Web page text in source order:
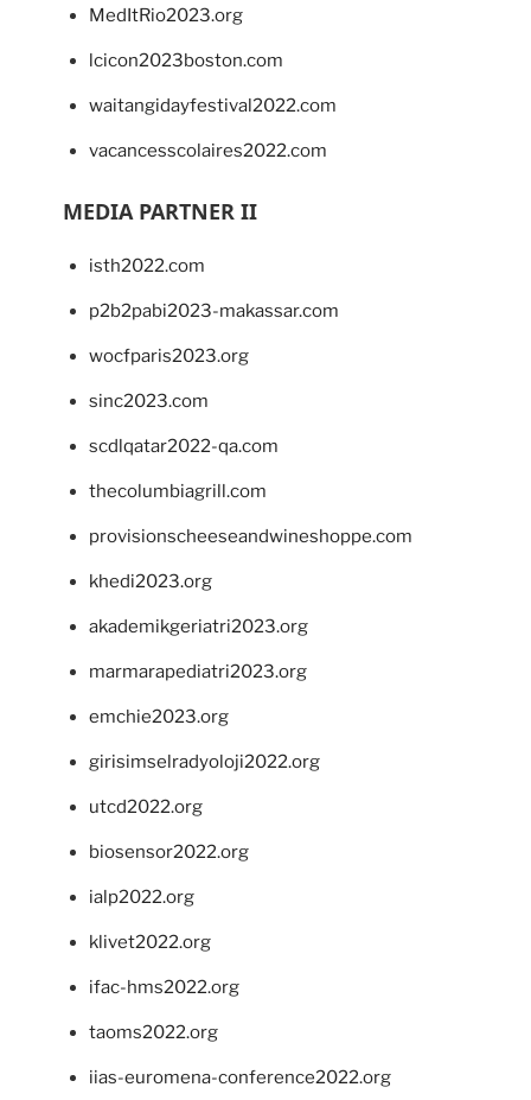
MedItRio2023.org
lcicon2023boston.com
waitangidayfestival2022.com
vacancesscolaires2022.com
MEDIA PARTNER II
isth2022.com
p2b2pabi2023-makassar.com
wocfparis2023.org
sinc2023.com
scdlqatar2022-qa.com
thecolumbiagrill.com
provisionscheeseandwineshoppe.com
khedi2023.org
akademikgeriatri2023.org
marmarapediatri2023.org
emchie2023.org
girisimselradyoloji2022.org
utcd2022.org
biosensor2022.org
ialp2022.org
klivet2022.org
ifac-hms2022.org
taoms2022.org
iias-euromena-conference2022.org